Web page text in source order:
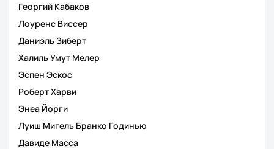
Георгий Кабаков
Лоуренс Виссер
Даниэль Зиберт
Халиль Умут Мелер
Эспен Эскос
Роберт Харви
Энеа Йорги
Луиш Мигель Бранко Годинью
Давиде Масса